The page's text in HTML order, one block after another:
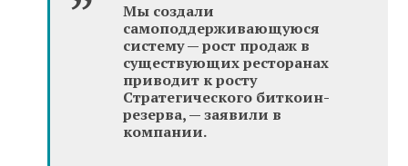
Мы создали
самоподдерживающуюся
систему — рост продаж в
существующих ресторанах
приводит к росту
Стратегического биткоин-
резерва, — заявили в
компании.